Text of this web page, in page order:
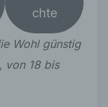
chte
Wohl günstig
von 18 bis